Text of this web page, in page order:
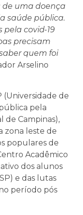
de uma doença
saúde pública.
pela covid-19
precisam
quem foi
Arselino
(Universidade de
pela
de Campinas),
zona leste de
populares de
Acadêmico
dos alunos
e das lutas
período pós